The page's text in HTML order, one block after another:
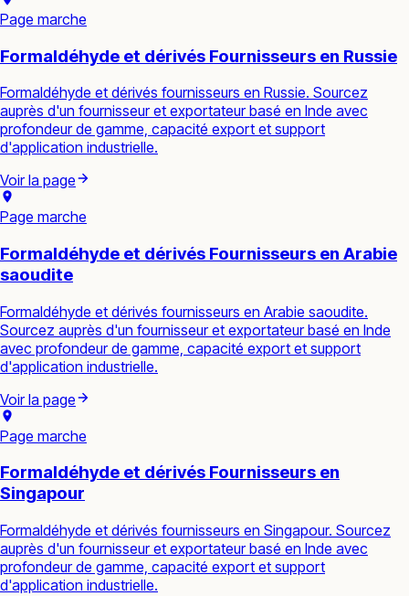
Page marche
Formaldéhyde et dérivés Fournisseurs en Russie
Formaldéhyde et dérivés fournisseurs en Russie. Sourcez
auprès d'un fournisseur et exportateur basé en Inde avec
profondeur de gamme, capacité export et support
d'application industrielle.
Voir la page
Page marche
Formaldéhyde et dérivés Fournisseurs en Arabie
saoudite
Formaldéhyde et dérivés fournisseurs en Arabie saoudite.
Sourcez auprès d'un fournisseur et exportateur basé en Inde
avec profondeur de gamme, capacité export et support
d'application industrielle.
Voir la page
Page marche
Formaldéhyde et dérivés Fournisseurs en
Singapour
Formaldéhyde et dérivés fournisseurs en Singapour. Sourcez
auprès d'un fournisseur et exportateur basé en Inde avec
profondeur de gamme, capacité export et support
d'application industrielle.